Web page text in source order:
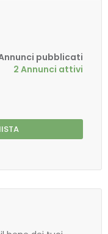
pubblicati
2 Annunci attivi